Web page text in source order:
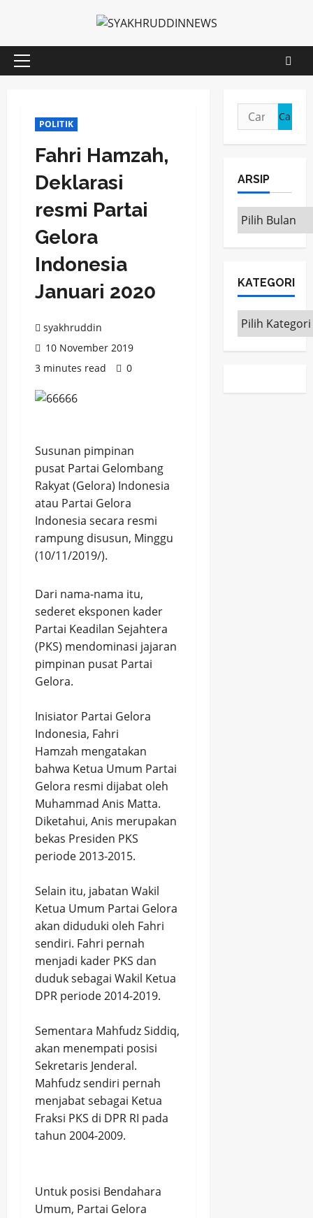
content
Primary
POLITIK
Fahri Hamzah,
Deklarasi
resmi Partai
Gelora
Indonesia
Januari 2020
syakhruddin
10 November 2019
3 minutes read
0
Susunan pimpinan
pusat Partai Gelombang
Rakyat (Gelora) Indonesia
atau Partai Gelora
Indonesia secara resmi
rampung disusun, Minggu
(10/11/2019/).
Dari nama-nama itu,
sederet eksponen kader
Partai Keadilan Sejahtera
(PKS) mendominasi jajaran
pimpinan pusat Partai
Gelora.
Inisiator Partai Gelora
Indonesia, Fahri
Hamzah mengatakan
bahwa Ketua Umum Partai
Gelora resmi dijabat oleh
Muhammad Anis Matta.
Diketahui, Anis merupakan
bekas Presiden PKS
periode 2013-2015.
Selain itu, jabatan Wakil
Ketua Umum Partai Gelora
akan diduduki oleh Fahri
sendiri. Fahri pernah
menjadi kader PKS dan
duduk sebagai Wakil Ketua
DPR periode 2014-2019.
Sementara Mahfudz Siddiq,
akan menempati posisi
Sekretaris Jenderal.
Mahfudz sendiri pernah
menjabat sebagai Ketua
Fraksi PKS di DPR RI pada
tahun 2004-2009.
Untuk posisi Bendahara
Umum, Partai Gelora
Cari
untuk:
ARSIP
ARSIP
KATEGORI
Kategori